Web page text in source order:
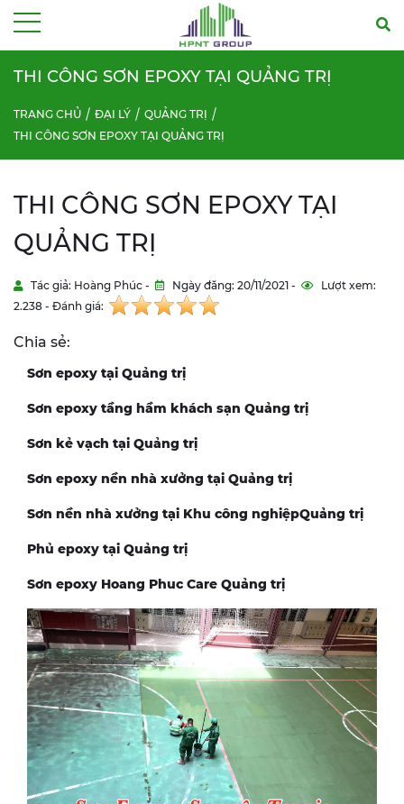
THI CÔNG SƠN EPOXY TẠI QUẢNG TRỊ
TRANG CHỦ ĐẠI LÝ
QUẢNG TRỊ
THI CÔNG SƠN EPOXY TẠI QUẢNG TRỊ
THI CÔNG SƠN EPOXY TẠI
QUẢNG TRỊ
Tác giả: Hoàng Phúc - Ngày đăng: 20/11/2021 -
Lượt xem:
2.238 - Đánh giá:
Chia sẻ:
Sơn epoxy tại Quảng trị
Sơn epoxy tầng hầm khách sạn Quảng trị
Sơn kẻ vạch tại Quảng trị
Sơn epoxy nền nhà xưởng tại Quảng trị
Sơn nền nhà xưởng tại Khu công nghiệpQuảng trị
Phủ epoxy tại Quảng trị
Sơn epoxy Hoang Phuc Care Quảng trị